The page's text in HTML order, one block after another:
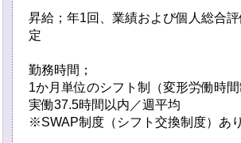
昇給；年1回、業績および個人総合
定
勤務時間；
1か月単位のシフト制（変形労働時間
実働37.5時間以内／週平均
※SWAP制度（シフト交換制度）あり